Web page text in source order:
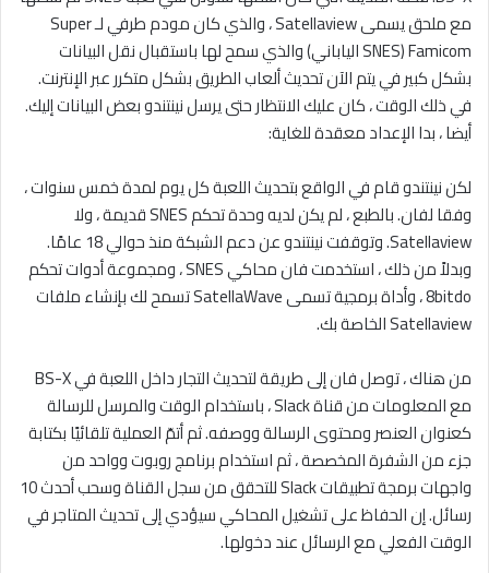
مع ملحق يسمى Satellaview ، والذي كان مودم طرفي لـ Super
Famicom (SNES الياباني) والذي سمح لها باستقبال نقل البيانات
بشكل كبير في يتم الآن تحديث ألعاب الطريق بشكل متكرر عبر الإنترنت.
في ذلك الوقت ، كان عليك الانتظار حتى يرسل نينتندو بعض البيانات إليك.
أيضا ، بدا الإعداد معقدة للغاية:
لكن نينتندو قام في الواقع بتحديث اللعبة كل يوم لمدة خمس سنوات ،
وفقا لفان. بالطبع ، لم يكن لديه وحدة تحكم SNES قديمة ، ولا
Satellaview. وتوقفت نينتندو عن دعم الشبكة منذ حوالي 18 عامًا.
وبدلاً من ذلك ، استخدمت فان محاكي SNES ، ومجموعة أدوات تحكم
8bitdo ، وأداة برمجية تسمى SatellaWave تسمح لك بإنشاء ملفات
Satellaview الخاصة بك.
من هناك ، توصل فان إلى طريقة لتحديث التجار داخل اللعبة في BS-X
مع المعلومات من قناة Slack ، باستخدام الوقت والمرسل للرسالة
كعنوان العنصر ومحتوى الرسالة ووصفه. ثم أتمّ العملية تلقائيًا بكتابة
جزء من الشفرة المخصصة ، ثم استخدام برنامج روبوت وواحد من
واجهات برمجة تطبيقات Slack للتحقق من سجل القناة وسحب أحدث 10
رسائل. إن الحفاظ على تشغيل المحاكي سيؤدي إلى تحديث المتاجر في
الوقت الفعلي مع الرسائل عند دخولها.